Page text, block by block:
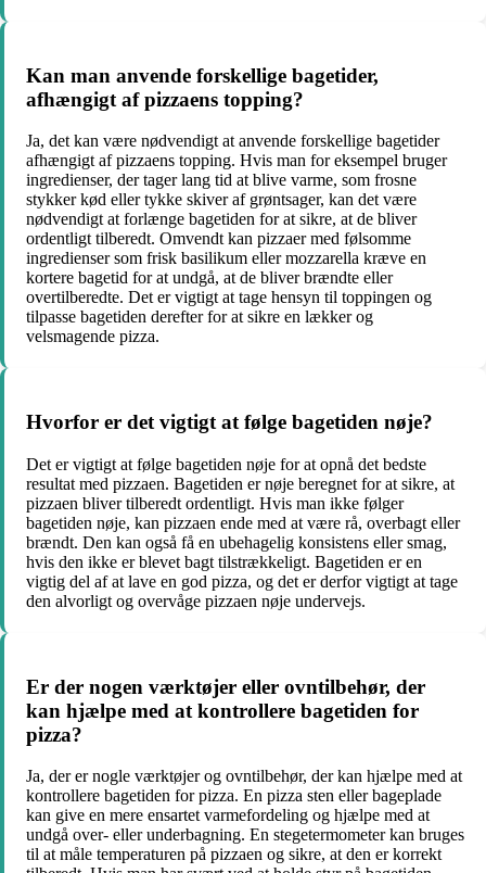
Kan man anvende forskellige bagetider,
afhængigt af pizzaens topping?
Ja, det kan være nødvendigt at anvende forskellige bagetider
afhængigt af pizzaens topping. Hvis man for eksempel bruger
ingredienser, der tager lang tid at blive varme, som frosne
stykker kød eller tykke skiver af grøntsager, kan det være
nødvendigt at forlænge bagetiden for at sikre, at de bliver
ordentligt tilberedt. Omvendt kan pizzaer med følsomme
ingredienser som frisk basilikum eller mozzarella kræve en
kortere bagetid for at undgå, at de bliver brændte eller
overtilberedte. Det er vigtigt at tage hensyn til toppingen og
tilpasse bagetiden derefter for at sikre en lækker og
velsmagende pizza.
Hvorfor er det vigtigt at følge bagetiden nøje?
Det er vigtigt at følge bagetiden nøje for at opnå det bedste
resultat med pizzaen. Bagetiden er nøje beregnet for at sikre, at
pizzaen bliver tilberedt ordentligt. Hvis man ikke følger
bagetiden nøje, kan pizzaen ende med at være rå, overbagt eller
brændt. Den kan også få en ubehagelig konsistens eller smag,
hvis den ikke er blevet bagt tilstrækkeligt. Bagetiden er en
vigtig del af at lave en god pizza, og det er derfor vigtigt at tage
den alvorligt og overvåge pizzaen nøje undervejs.
Er der nogen værktøjer eller ovntilbehør, der
kan hjælpe med at kontrollere bagetiden for
pizza?
Ja, der er nogle værktøjer og ovntilbehør, der kan hjælpe med at
kontrollere bagetiden for pizza. En pizza sten eller bageplade
kan give en mere ensartet varmefordeling og hjælpe med at
undgå over- eller underbagning. En stegetermometer kan bruges
til at måle temperaturen på pizzaen og sikre, at den er korrekt